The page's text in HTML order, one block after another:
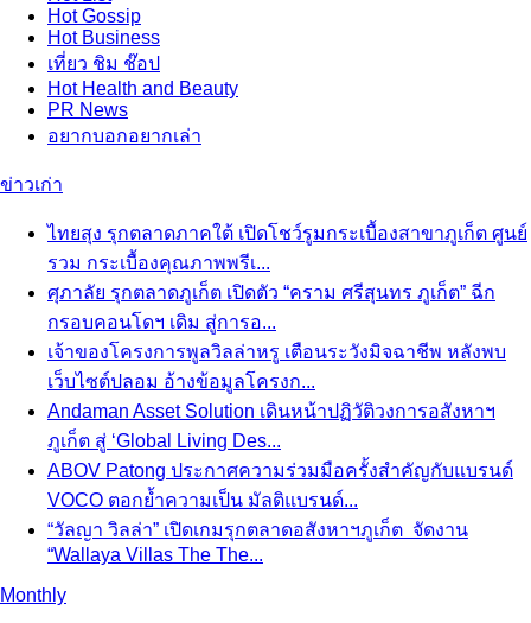
HotGossip
HotBusiness
เที่ยว ชิม ช๊อป
HotHealth and Beauty
PR News
อยากบอกอยากเล่า
ข่าวเก่า
ไทยสุง รุกตลาดภาคใต้ เปิดโชว์รูมกระเบื้องสาขาภูเก็ต ศูนย์
รวม กระเบื้องคุณภาพพรีเ...
ศุภาลัย รุกตลาดภูเก็ต เปิดตัว “คราม ศรีสุนทร ภูเก็ต” ฉีก
กรอบคอนโดฯ เดิม สู่การอ...
เจ้าของโครงการพูลวิลล่าหรู เตือนระวังมิจฉาชีพ หลังพบ
เว็บไซต์ปลอม อ้างข้อมูลโครงก...
Andaman Asset Solution เดินหน้าปฏิวัติวงการอสังหาฯ
ภูเก็ต สู่ ‘Global Living Des...
ABOV Patong ประกาศความร่วมมือครั้งสำคัญกับแบรนด์
VOCO ตอกย้ำความเป็น มัลติแบรนด์...
“วัลญา วิลล่า” เปิดเกมรุกตลาดอสังหาฯภูเก็ต จัดงาน
“Wallaya Villas The The...
Monthly